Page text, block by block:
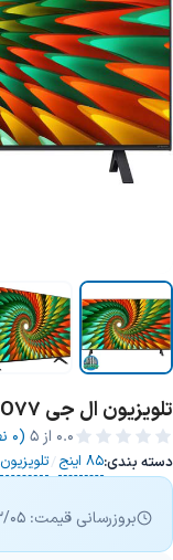
تلویزیون ال جی 86NANO77 سایز 86 اینچ
0.0 از ۵ (0 نظر)
دسته بندی:85 اینج /تلویزیون
بروزرسانی قیمت: 1405/03/05